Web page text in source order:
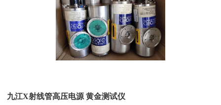
九江X射线管高压电源 黄金测试仪